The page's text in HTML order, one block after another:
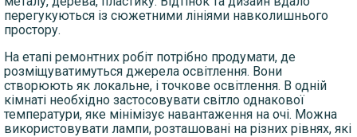
перегукуються із сюжетними лініями навколишнього
простору.
На етапі ремонтних робіт потрібно продумати, де
розміщуватимуться джерела освітлення. Вони
створюють як локальне, і точкове освітлення. В одній
кімнаті необхідно застосовувати світло однакової
температури, яке мінімізує навантаження на очі. Можна
використовувати лампи, розташовані на різних рівнях, які